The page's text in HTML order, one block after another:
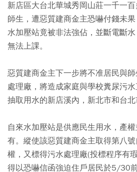
新店區大台北華城秀岡山莊一千一
師生，遭惡質建商金主恐嚇付錢未
水加壓站竟被非法強佔，並斷電斷水
無法上課。
惡質建商金主下一步將不准居民與
處理廠，將造成家庭與學校糞尿污
抽取用水的新店溪內，新北市和台北
自來水加壓站是供應民生用水，產
有。縱使該惡質建商金主取得第八
權，又標得污水處理廠(投標程序有
得以恐嚇信函強迫住戶居民於5/30